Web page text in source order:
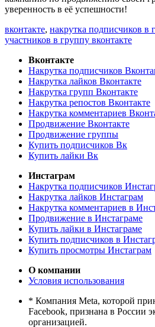
уверенность в её успешности!
вконтакте, накрутка подписчиков в
участников в группу вконтакте
Вконтакте
Накрутка подписчиков
Накрутка лайков Вконтакте
Накрутка групп Вконтакте
Накрутка репостов Вконтакте
Накрутка комментариев
Продвижение Вконтакте
Продвижение группы
Купить подписчиков Вк
Купить лайки Вк
Инстаграм
Накрутка подписчиков
Накрутка лайков Инстаграм
Накрутка комментариев в
Продвижение в Инстаграме
Купить лайки в Инстаграме
Купить подписчиков в
Купить просмотры Инстаграм
О компании
Условия использования
* Компания Meta, которой
Facebook, признана в России
организацией.